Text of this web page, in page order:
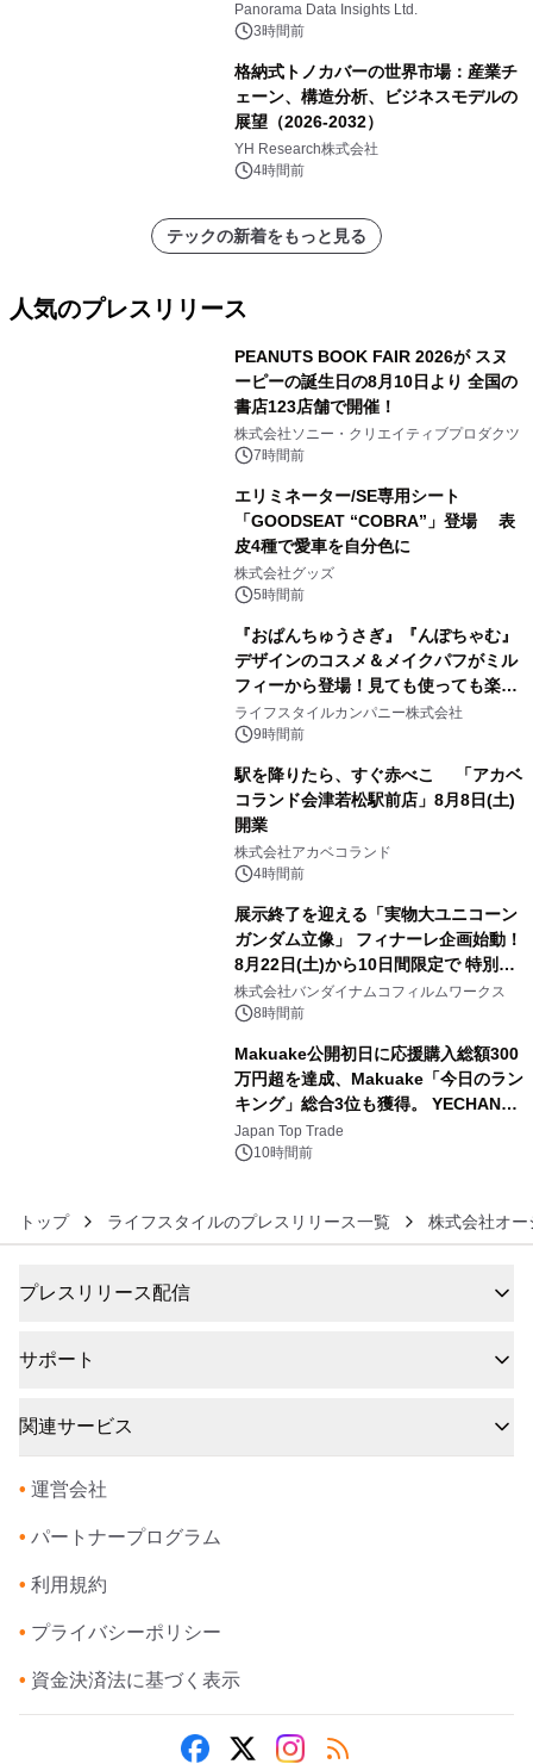
Panorama Data Insights Ltd.
3時間前
格納式トノカバーの世界市場：産業チ
ェーン、構造分析、ビジネスモデルの
展望（2026-2032）
YH Research株式会社
4時間前
テックの新着をもっと見る
人気のプレスリリース
PEANUTS BOOK FAIR 2026が スヌ
ーピーの誕生日の8月10日より 全国の
書店123店舗で開催！
株式会社ソニー・クリエイティブプロダクツ
7時間前
エリミネーター/SE専用シート
「GOODSEAT “COBRA”」登場 表
皮4種で愛車を自分色に
株式会社グッズ
5時間前
『おぱんちゅうさぎ』『んぽちゃむ』
デザインのコスメ＆メイクパフがミル
フィーから登場！見ても使っても楽し
い、ポップでキュートなコレクショ
ン。
ライフスタイルカンパニー株式会社
9時間前
駅を降りたら、すぐ赤べこ 「アカベ
コランド会津若松駅前店」8月8日(土)
開業
株式会社アカベコランド
4時間前
展示終了を迎える「実物大ユニコーン
ガンダム立像」 フィナーレ企画始動！
8月22日(土)から10日間限定で 特別映
像『UNICORN GUNDAM Statue ―
BEYOND POSSIBILITY ―』を上映！
株式会社バンダイナムコフィルムワークス
8時間前
Makuake公開初日に応援購入総額300
万円超を達成、Makuake「今日のラン
キング」総合3位も獲得。 YECHAN音
浴シンギングボウル第2弾の大型サイ
ズ（XL・2XL・3XL）を先行販売中
Japan Top Trade
10時間前
トップ ライフスタイルのプレスリリース一覧 株式会社オー
プレスリリース配信
サポート
関連サービス
• 運営会社
• パートナープログラム
• 利用規約
• プライバシーポリシー
• 資金決済法に基づく表示